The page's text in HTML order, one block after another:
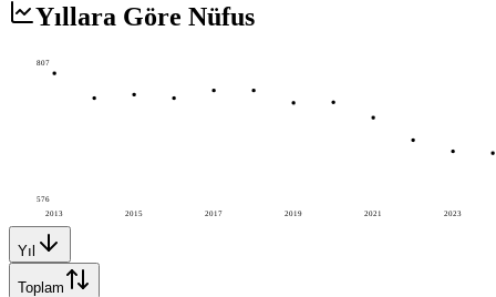
Yıllara Göre Nüfus
2013 2015 2017 2019 2021 2023
807
576
Yıl
Toplam